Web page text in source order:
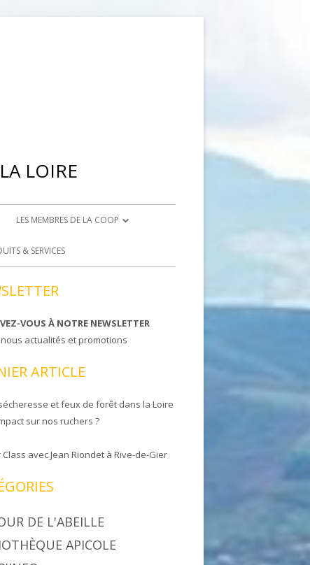
LOIRE
LES MEMBRES DE LA COOP
DEVENIR ADHÉRENT
& SERVICES
VOUS À NOTRE NEWSLETTER
actualités et promotions
ARTICLE
et feux de forêt dans la Loire
sur nos ruchers ?
avec Jean Riondet à Rive-de-Gier
DE L'ABEILLE
APICOLE